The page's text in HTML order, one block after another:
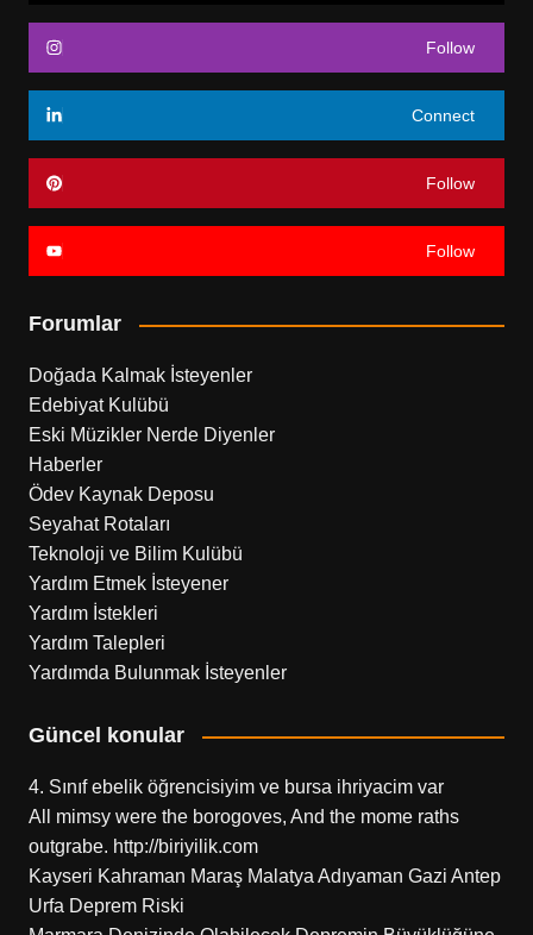
Follow
Connect
Follow
Follow
Forumlar
Doğada Kalmak İsteyenler
Edebiyat Kulübü
Eski Müzikler Nerde Diyenler
Haberler
Ödev Kaynak Deposu
Seyahat Rotaları
Teknoloji ve Bilim Kulübü
Yardım Etmek İsteyener
Yardım İstekleri
Yardım Talepleri
Yardımda Bulunmak İsteyenler
Güncel konular
4. Sınıf ebelik öğrencisiyim ve bursa ihriyacim var
All mimsy were the borogoves, And the mome raths
outgrabe. http://biriyilik.com
Kayseri Kahraman Maraş Malatya Adıyaman Gazi Antep
Urfa Deprem Riski